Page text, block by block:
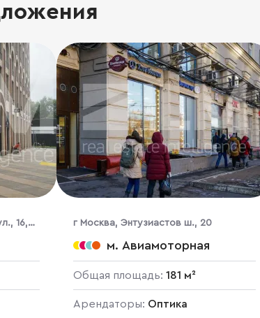
16,
г Москва, Энтузиастов ш., 20
м. Авиамоторная
Общая площадь: 181 м²
Арендаторы: Оптика